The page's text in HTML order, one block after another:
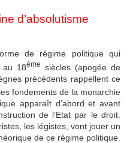
d’absolutisme
de régime politique qui
au 18ème
siècles (apogée de
précédents rappellent ce
fondements de la monarchie
apparaît d’abord et avant
de l’Etat par le droit.
les légistes, vont jouer un
de ce régime politique.